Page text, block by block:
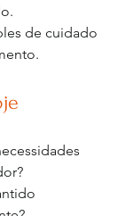
de cuidado